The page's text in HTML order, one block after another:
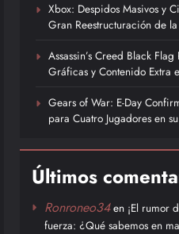
Xbox: Despidos Masivos y
Gran Reestructuración de
Assassin’s Creed Black
Gráficas y Contenido Extra
Gears of War: E-Day
para Cuatro Jugadores en
Últimos
Ronroneo34en ¡El rumor
fuerza: ¿Qué sabemos en